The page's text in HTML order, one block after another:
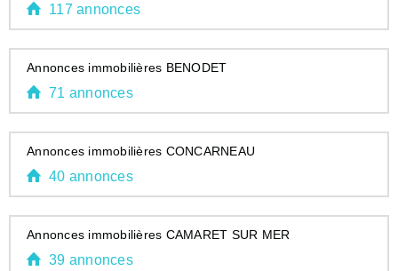
117 annonces
Annonces immobilières BENODET
71 annonces
Annonces immobilières CONCARNEAU
40 annonces
Annonces immobilières CAMARET SUR MER
39 annonces